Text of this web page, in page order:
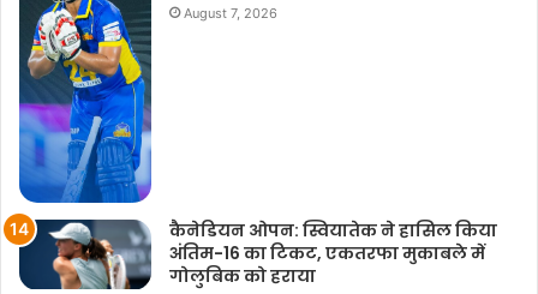
August 7, 2026
कैनेडियन ओपन: स्वियातेक ने हासिल किया
अंतिम-16 का टिकट, एकतरफा मुकाबले में
गोलुबिक को हराया